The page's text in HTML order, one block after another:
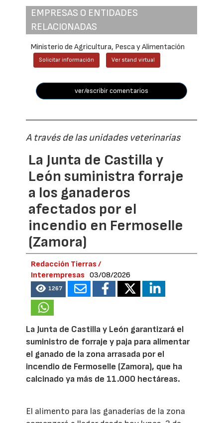
EMPRESAS O ENTIDADES
RELACIONADAS
Ministerio de Agricultura, Pesca y Alimentación
Solicitar información Ver stand virtual
ver/escribir comentarios
A través de las unidades veterinarias
La Junta de Castilla y
León suministra forraje
a los ganaderos
afectados por el
incendio en Fermoselle
(Zamora)
Redacción Tierras /
Interempresas
03/08/2026
1267
La Junta de Castilla y León garantizará el
suministro de forraje y paja para alimentar
el ganado de la zona arrasada por el
incendio de Fermoselle (Zamora), que ha
calcinado ya más de 11.000 hectáreas.
El alimento para las ganaderías de la zona